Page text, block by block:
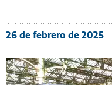
26 de febrero de 2025